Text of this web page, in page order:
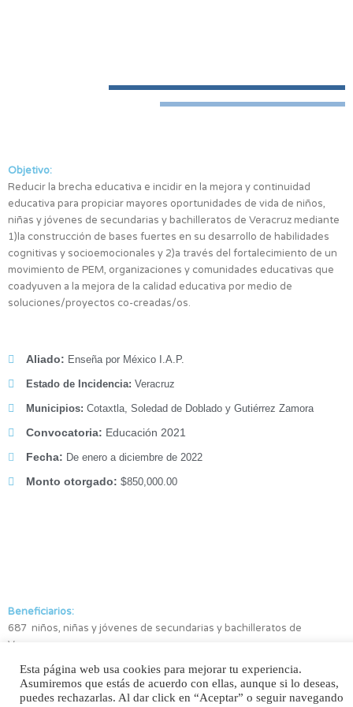
Objetivo:
Reducir la brecha educativa e incidir en la mejora y continuidad
educativa para propiciar mayores oportunidades de vida de niños,
niñas y jóvenes de secundarias y bachilleratos de Veracruz mediante
1)la construcción de bases fuertes en su desarrollo de habilidades
cognitivas y socioemocionales y 2)a través del fortalecimiento de un
movimiento de PEM, organizaciones y comunidades educativas que
coadyuven a la mejora de la calidad educativa por medio de
soluciones/proyectos co-creadas/os.
Aliado: Enseña por México I.A.P.
Estado de Incidencia: Veracruz
Municipios: Cotaxtla, Soledad de Doblado y Gutiérrez Zamora
Convocatoria: Educación 2021
Fecha: De enero a diciembre de 2022
Monto otorgado: $850,000.00
Beneficiarios:
687 niños, niñas y jóvenes de secundarias y bachilleratos de
Veracruz
Esta página web usa cookies para mejorar tu experiencia.
Asumiremos que estás de acuerdo con ellas, aunque si lo deseas,
puedes rechazarlas. Al dar click en “Aceptar” o seguir navegando